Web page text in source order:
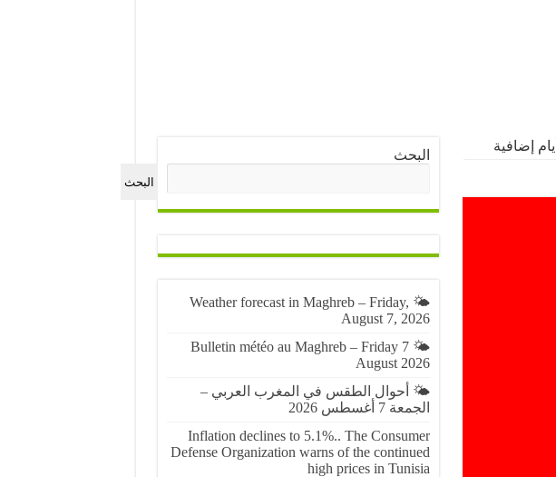
البحث
البحث
🌤️ Weather forecast in Maghreb – Friday,
August 7, 2026
🌤️ Bulletin météo au Maghreb – Friday 7
August 2026
🌤️ أحوال الطقس في المغرب العربي –
الجمعة 7 أغسطس 2026
Inflation declines to 5.1%.. The Consumer
Defense Organization warns of the continued
high prices in Tunisia